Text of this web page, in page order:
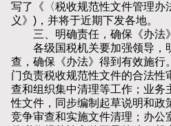
写了《〈税收规范性文件管理办
义》)，并将于近期下发各地。
三、明确责任，确保《办法》
各级国税机关要加强领导，
查，确保《办法》得到有效施行
门负责税收规范性文件的合法性
查和组织集中清理等工作；业务
性文件，同步编制起草说明和政
竞争审查和实施文件清理；办公